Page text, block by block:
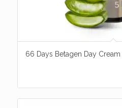
66 Days Betagen Day Cream